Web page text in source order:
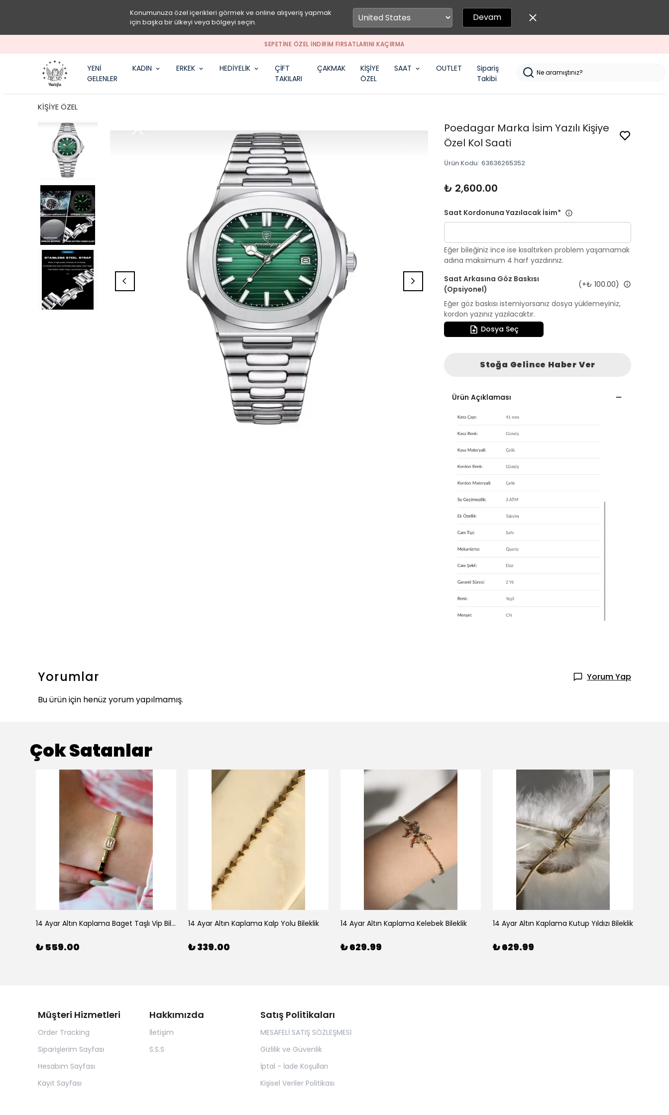
Konumunuza özel içerikleri görmek ve online alışveriş yapmak
için başka bir ülkeyi veya bölgeyi seçin.
Devam
SEPETİNE ÖZEL İNDİRİM FIRSATLARINI KAÇIRMA
YENİ
GELENLER
KADIN ERKEK HEDİYELİK
ÇİFT
TAKILARI
ÇAKMAK
KİŞİYE
ÖZEL
SAAT OUTLET
Sipariş
Takibi
KİŞİYE ÖZEL
Poedagar Marka İsim Yazılı Kişiye
Özel Kol Saati
Ürün Kodu: 63636265352
₺ 2,600.00
Saat Kordonuna Yazılacak İsim*
Eğer bileğiniz ince ise kısaltırken problem yaşamamak
adına maksimum 4 harf yazdırınız.
Saat Arkasına Göz Baskısı
(Opsiyonel)
(+₺ 100.00)
Eğer göz baskısı istemiyorsanız dosya yüklemeyiniz,
kordon yazınız yazılacaktır.
Dosya Seç
Stoğa Gelince Haber Ver
Ürün Açıklaması
Yorumlar
Yorum Yap
Bu ürün için henüz yorum yapılmamış.
Çok Satanlar
14 Ayar Altın Kaplama Baget Taşlı Vip Bileklik
₺ 559.00
14 Ayar Altın Kaplama Kalp Yolu Bileklik
₺ 339.00
14 Ayar Altın Kaplama Kelebek Bileklik
₺ 629.99
14 Ayar Altın Kaplama Kutup Yıldızı Bileklik
₺ 629.99
Müşteri Hizmetleri
Order Tracking
Siparişlerim Sayfası
Hesabım Sayfası
Kayıt Sayfası
Hakkımızda
İletişim
S.S.S
Satış Politikaları
MESAFELİ SATIŞ SÖZLEŞMESİ
Gizlilik ve Güvenlik
İptal - İade Koşulları
Kişisel Veriler Politikası